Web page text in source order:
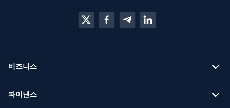
비즈니스
파이낸스